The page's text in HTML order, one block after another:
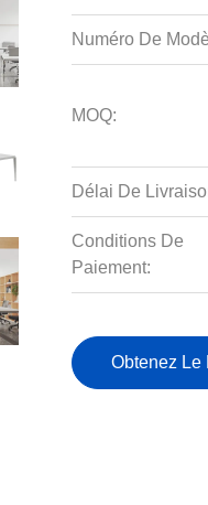
Numéro De
MOQ:
Délai De
Conditions De
Paiement:
Obtenez Le